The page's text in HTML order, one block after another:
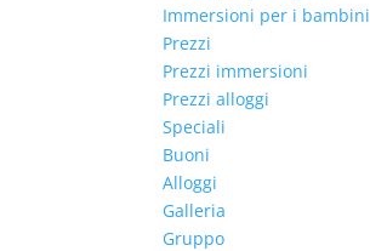
Immersioni per i bambini
Prezzi
Prezzi immersioni
Prezzi alloggi
Speciali
Buoni
Alloggi
Galleria
Gruppo